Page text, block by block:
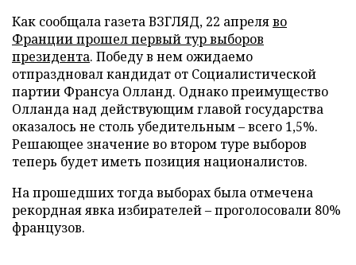
Как сообщала газета ВЗГЛЯД, 22 апреляво
Франции прошел первый тур выборов
президента. Победу в нем ожидаемо
отпраздновал кандидат от Социалистической
партии Франсуа Олланд. Однако преимущество
Олланда над действующим главой государства
оказалось не столь убедительным – всего 1,5%.
Решающее значение во втором туре выборов
теперь будет иметь позиция националистов.
На прошедших тогда выборах была отмечена
рекордная явка избирателей – проголосовали 80%
французов.